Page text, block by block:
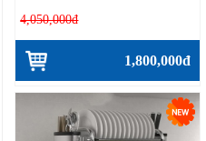
4,050,000đ
1,800,000đ